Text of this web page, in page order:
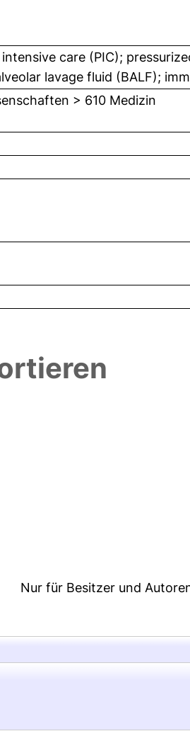
care (PIC);
lavage fluid (BALF);
> 610 Medizin
Nur für Besitzer und